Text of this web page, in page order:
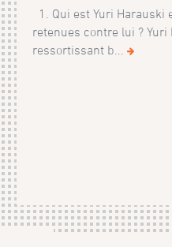
1. Qui est Yuri Harauski
retenues contre lui ? Yuri
ressortissant b...